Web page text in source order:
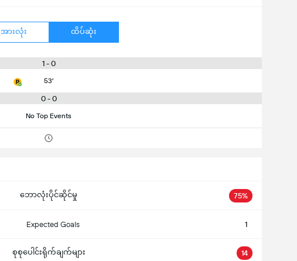
အားလုံး ထိပ်ဆုံး
1 - 0
53'
0 - 0
No Top Events
ဘောလုံးပိုင်ဆိုင်မှု 75%
Expected Goals 1
စုစုပေါင်းရိုက်ချက်များ 14